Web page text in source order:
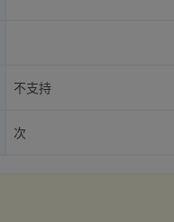
不支持
次